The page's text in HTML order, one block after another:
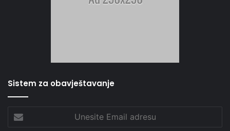
Sistem za obavještavanje
Email